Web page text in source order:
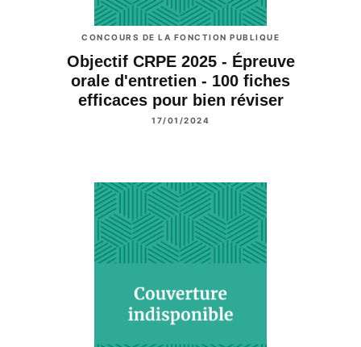
CONCOURS DE LA FONCTION PUBLIQUE
Objectif CRPE 2025 - Épreuve
orale d'entretien - 100 fiches
efficaces pour bien réviser
17/01/2024